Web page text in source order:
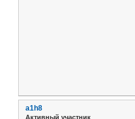
a1h8
Активный участник